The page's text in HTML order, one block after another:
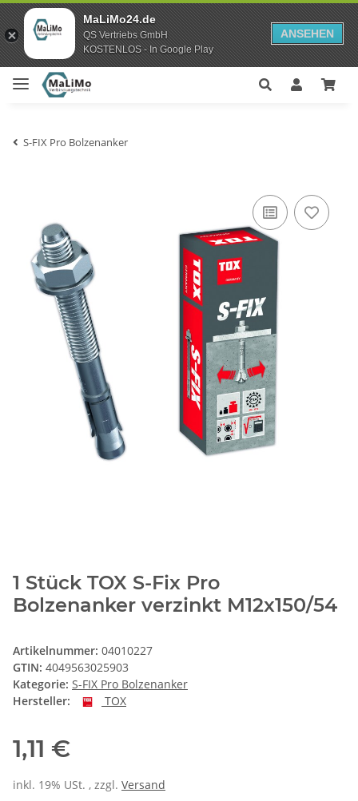
MaLiMo24.de
QS Vertriebs GmbH
KOSTENLOS - In Google Play
ANSEHEN
S-FIX Pro Bolzenanker
1 Stück TOX S-Fix Pro
Bolzenanker verzinkt M12x150/54
Artikelnummer: 04010227
GTIN: 4049563025903
Kategorie: S-FIX Pro Bolzenanker
Hersteller:
TOX
1,11 €
inkl. 19% USt. , zzgl. Versand